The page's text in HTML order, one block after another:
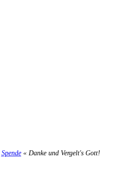
Spende« Danke und Vergelt's Gott!